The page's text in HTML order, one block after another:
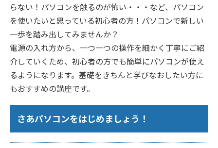
らない！パソコンを触るのが怖い・・・など、パソコン
を使いたいと思っている初心者の方！パソコンで新しい
一歩を踏み出してみませんか？
電源の入れ方から、一つ一つの操作を細かく丁寧にご紹
介していくため、初心者の方でも簡単にパソコンが使え
るようになります。基礎をきちんと学びなおしたい方に
もおすすめの講座です。
さあパソコンをはじめましょう！